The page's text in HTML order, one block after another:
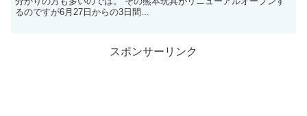
るのですが6月27日からの3日間...
スポンサーリンク